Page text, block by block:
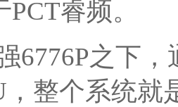
睿频。
6776P之下
，整个系统